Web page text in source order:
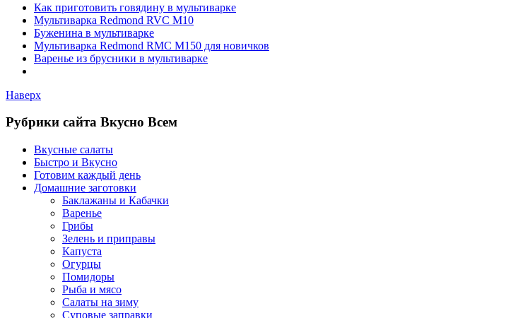
Как приготовить говядину в мультиварке
Мультиварка Redmond RVC M10
Буженина в мультиварке
Мультиварка Redmond RMC M150 для новичков
Варенье из брусники в мультиварке
Наверх
Рубрики сайта Вкусно Всем
Вкусные салаты
Быстро и Вкусно
Готовим каждый день
Домашние заготовки
Баклажаны и Кабачки
Варенье
Грибы
Зелень и приправы
Капуста
Огурцы
Помидоры
Рыба и мясо
Салаты на зиму
Суповые заправки